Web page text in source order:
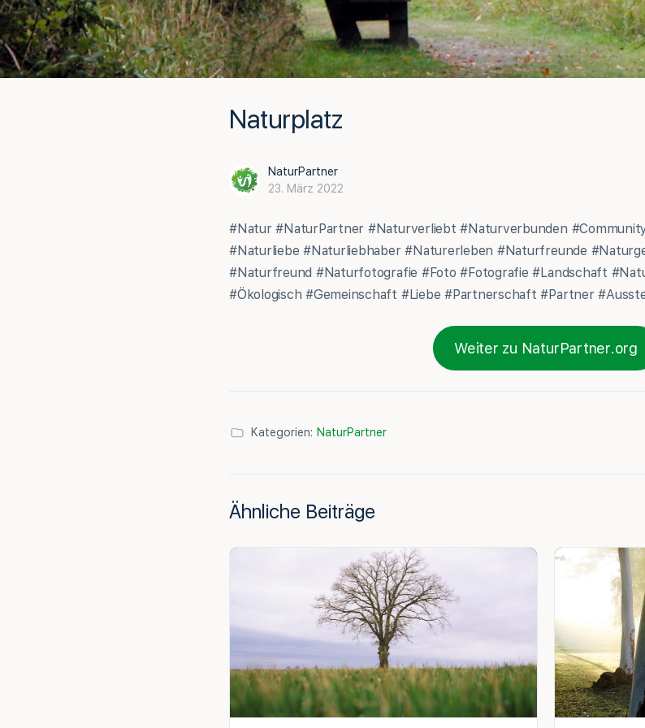
Naturplatz
NaturPartner
23. März 2022
#Natur #NaturPartner #Naturverliebt #Naturverbunden
#Naturliebe #Naturliebhaber #Naturerleben #Naturfreunde
#Naturfreund #Naturfotografie #Foto #Fotografie #Landschaft
#Ökologisch #Gemeinschaft #Liebe #Partnerschaft #Partner
Weiter zu NaturPartner.org
Kategorien: NaturPartner
Ähnliche Beiträge